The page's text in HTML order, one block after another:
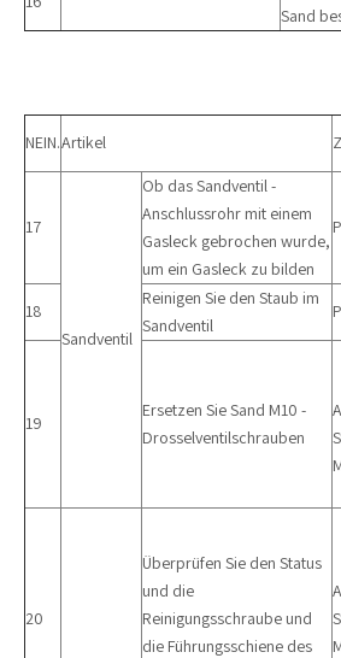
Sand
NEIN.Artikel
17
Sandventil
Ob das Sandventil -
Anschlussrohr mit einem
Gasleck gebrochen wurde,
um ein Gasleck zu bilden
18
Reinigen Sie den Staub im
Sandventil
19
Ersetzen Sie Sand M10 -
Drosselventilschrauben
20
Überprüfen Sie den Status
und die
Reinigungsschraube und
die Führungsschiene des